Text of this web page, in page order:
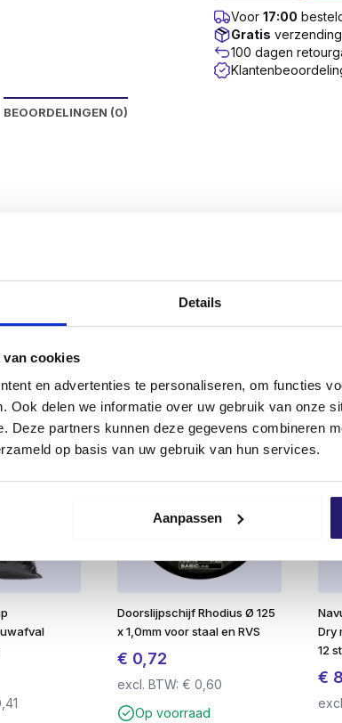
Details
van cookies
en advertenties te personaliseren, om functies
Ook delen we informatie over uw gebruik van onze
Deze partners kunnen deze gegevens combineren
op basis van uw gebruik van hun services.
Aanpassen
Voor 17:00
Gratis
100 dagen
BEOORDELINGEN (0)
of schotelkopschroeven genoemd, zijn
ervoor dat de schroef een groot klembereik
uw constructie stevig is bevestigd.
Doorslijpschijf Rhodius Ø 125
x 1,0mm voor staal en RVS
€ 0,72
excl. BTW:€ 0,60
Op voorraad
Dry
12
€